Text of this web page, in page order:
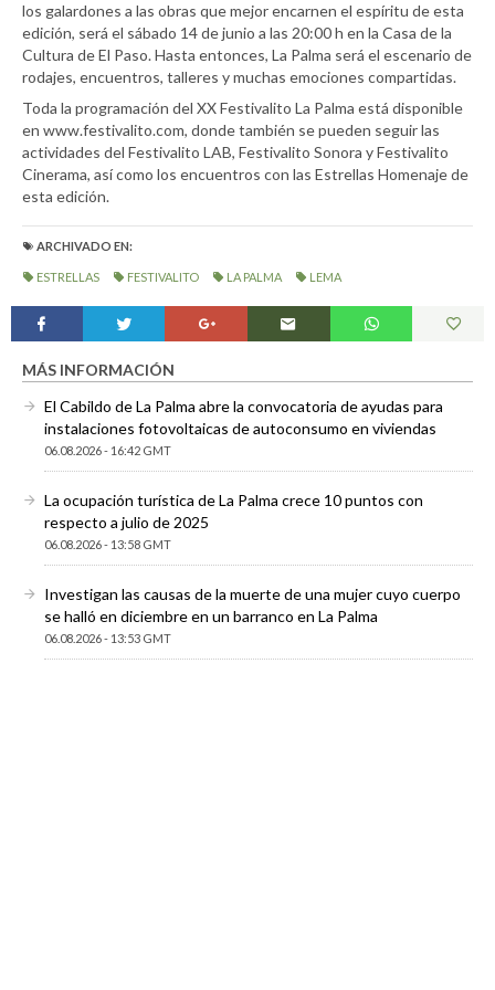
los galardones a las obras que mejor encarnen el espíritu de esta
edición, será el sábado 14 de junio a las 20:00 h en la Casa de la
Cultura de El Paso. Hasta entonces, La Palma será el escenario de
rodajes, encuentros, talleres y muchas emociones compartidas.
Toda la programación del XX Festivalito La Palma está disponible
en www.festivalito.com, donde también se pueden seguir las
actividades del Festivalito LAB, Festivalito Sonora y Festivalito
Cinerama, así como los encuentros con las Estrellas Homenaje de
esta edición.
ARCHIVADO EN:
ESTRELLAS FESTIVALITO LA PALMA LEMA
MÁS INFORMACIÓN
El Cabildo de La Palma abre la convocatoria de ayudas para
instalaciones fotovoltaicas de autoconsumo en viviendas
06.08.2026 - 16:42 GMT
La ocupación turística de La Palma crece 10 puntos con
respecto a julio de 2025
06.08.2026 - 13:58 GMT
Investigan las causas de la muerte de una mujer cuyo cuerpo
se halló en diciembre en un barranco en La Palma
06.08.2026 - 13:53 GMT